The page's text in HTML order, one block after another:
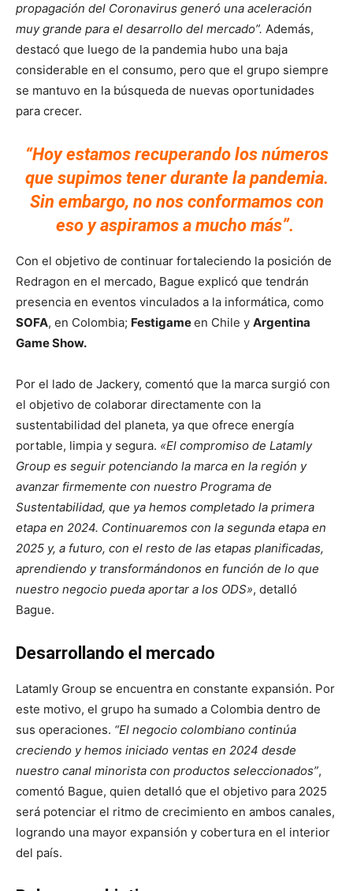
propagación del Coronavirus generó una aceleración
muy grande para el desarrollo del mercado”. Además,
destacó que luego de la pandemia hubo una baja
considerable en el consumo, pero que el grupo siempre
se mantuvo en la búsqueda de nuevas oportunidades
para crecer.
“Hoy estamos recuperando los números
que supimos tener durante la pandemia.
Sin embargo, no nos conformamos con
eso y aspiramos a mucho más”.
Con el objetivo de continuar fortaleciendo la posición de
Redragon en el mercado, Bague explicó que tendrán
presencia en eventos vinculados a la informática, como
SOFA, en Colombia; Festigameen Chile y Argentina
Game Show.
Por el lado de Jackery, comentó que la marca surgió con
el objetivo de colaborar directamente con la
sustentabilidad del planeta, ya que ofrece energía
portable, limpia y segura. «El compromiso de Latamly
Group es seguir potenciando la marca en la región y
avanzar firmemente con nuestro Programa de
Sustentabilidad, que ya hemos completado la primera
etapa en 2024. Continuaremos con la segunda etapa en
2025 y, a futuro, con el resto de las etapas planificadas,
aprendiendo y transformándonos en función de lo que
nuestro negocio pueda aportar a los ODS», detalló
Bague.
Desarrollando el mercado
Latamly Group se encuentra en constante expansión. Por
este motivo, el grupo ha sumado a Colombia dentro de
sus operaciones. “El negocio colombiano continúa
creciendo y hemos iniciado ventas en 2024 desde
nuestro canal minorista con productos seleccionados”,
comentó Bague, quien detalló que el objetivo para 2025
será potenciar el ritmo de crecimiento en ambos canales,
logrando una mayor expansión y cobertura en el interior
del país.